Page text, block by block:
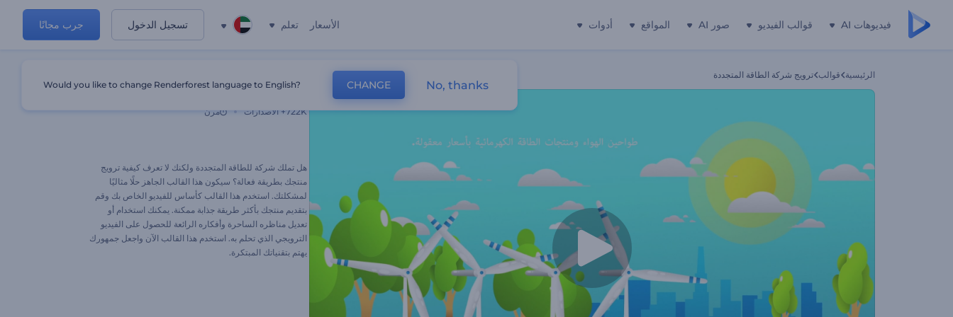
فيديوهات AI قوالب الفيديو صور AI المواقع أدوات الأسعار تعلم تسجيل الدخول جرب مجانًا
الرئيسية قوالب ترويج شركة الطاقة المتجددة
722K+ الاصدارات مرن
هل تملك شركة للطاقة المتجددة ولكنك لا تعرف كيفية ترويج
منتجك بطريقة فعالة؟ سيكون هذا القالب الجاهز حلًا مثاليًا
لمشكلتك. استخدم هذا القالب كأساس للفيديو الخاص بك وقم
بتقديم منتجك بأكثر طريقة جذابة ممكنة. يمكنك استخدام أو
تعديل مناظره الساحرة وأفكاره الرائعة للحصول على الفيديو
الترويجي الذي تحلم به. استخدم هذا القالب الآن واجعل جمهورك
يهتم بتقنياتك المبتكرة.
Would you like to change Renderforest language to English? CHANGE No, thanks